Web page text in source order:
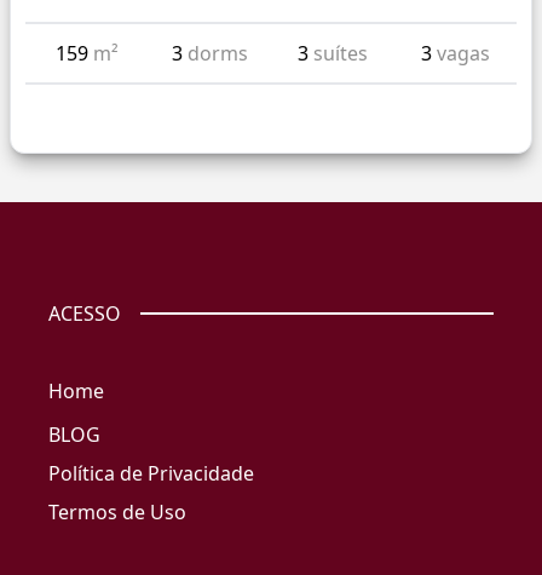
159 m² 3 dorms 3 suítes 3vagas
ACESSO
Home
BLOG
Política de Privacidade
Termos de Uso